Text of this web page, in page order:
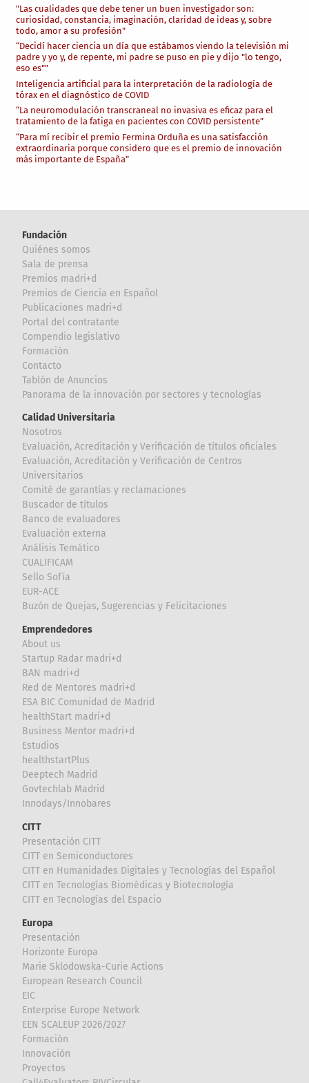
"Las cualidades que debe tener un buen investigador son:
curiosidad, constancia, imaginación, claridad de ideas y, sobre
todo, amor a su profesión"
“Decidí hacer ciencia un día que estábamos viendo la televisión mi
padre y yo y, de repente, mi padre se puso en pie y dijo "lo tengo,
eso es"”
Inteligencia artificial para la interpretación de la radiología de
tórax en el diagnóstico de COVID
“La neuromodulación transcraneal no invasiva es eficaz para el
tratamiento de la fatiga en pacientes con COVID persistente”
“Para mí recibir el premio Fermina Orduña es una satisfacción
extraordinaria porque considero que es el premio de innovación
más importante de España”
Fundación
Quiénes somos
Sala de prensa
Premios madri+d
Premios de Ciencia en Español
Publicaciones madri+d
Portal del contratante
Compendio legislativo
Formación
Contacto
Tablón de Anuncios
Panorama de la innovación por sectores y tecnologías
Calidad Universitaria
Nosotros
Evaluación, Acreditación y Verificación de títulos oficiales
Evaluación, Acreditación y Verificación de Centros
Universitarios
Comité de garantías y reclamaciones
Buscador de títulos
Banco de evaluadores
Evaluación externa
Análisis Temático
CUALIFICAM
Sello Sofía
EUR-ACE
Buzón de Quejas, Sugerencias y Felicitaciones
Emprendedores
About us
Startup Radar madri+d
BAN madri+d
Red de Mentores madri+d
ESA BIC Comunidad de Madrid
healthStart madri+d
Business Mentor madri+d
Estudios
healthstartPlus
Deeptech Madrid
Govtechlab Madrid
Innodays/Innobares
CITT
Presentación CITT
CITT en Semiconductores
CITT en Humanidades Digitales y Tecnologías del Español
CITT en Tecnologías Biomédicas y Biotecnología
CITT en Tecnologías del Espacio
Europa
Presentación
Horizonte Europa
Marie Sklodowska-Curie Actions
European Research Council
EIC
Enterprise Europe Network
EEN SCALEUP 2026/2027
Formación
Innovación
Proyectos